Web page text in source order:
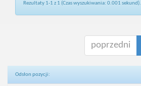
Rezultaty 1-1 z 1 (Czas wyszukiwania: 0.001 sekund).
poprzedni
Odsłon pozycji: